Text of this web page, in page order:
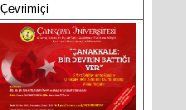
Çevrimiçi